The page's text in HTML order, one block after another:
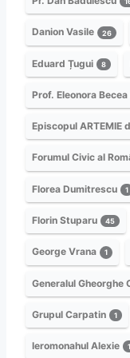
Danion Vasile 26
Eduard Țugui 8
Prof. Eleonora Becea
Episcopul ARTEMIE
Forumul Civic al
Florea Dumitrescu 1
Florin Stuparu 45
George Vrana 1
Generalul Gheorghe
Grupul Carpatin 1
Ieromonahul Alexie 1